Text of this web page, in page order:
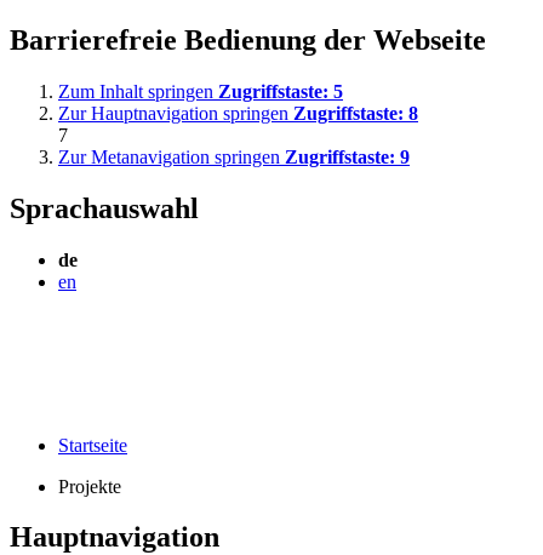
Barrierefreie Bedienung der Webseite
Zum Inhalt springen Zugriffstaste: 5
Zur Hauptnavigation springen Zugriffstaste: 8
7
Zur Metanavigation springen Zugriffstaste: 9
Sprachauswahl
de
en
Startseite
Projekte
Hauptnavigation